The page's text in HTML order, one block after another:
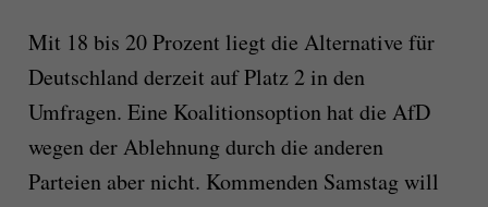
Mit 18 bis 20 Prozent liegt die Alternative für
Deutschland derzeit auf Platz 2 in den
Umfragen. Eine Koalitionsoption hat die AfD
wegen der Ablehnung durch die anderen
Parteien aber nicht. Kommenden Samstag will